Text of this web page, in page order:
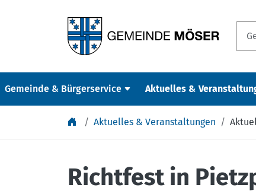
Gemeinde & Bürgerservice Aktuelles &
Aktuelles & Veranstaltungen
Richtfest in